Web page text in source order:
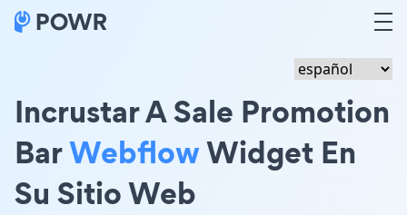
Incrustar A Sale Promotion
BarWebflowWidget En
Su Sitio Web